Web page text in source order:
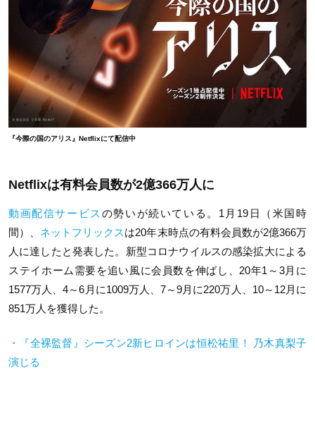
『今際の国のアリス』Netflixにて配信中
Netflixは有料会員数が2億366万人に
動画配信サービス の勢いが続いている。1月19日（米国時
間）、 ネットフリックスは20年末時点の有料会員数が2億366万
人に達したと発表した。新型コロナウイルスの感染拡大による
ステイホーム需要を追い風に会員数を伸ばし、20年1～3月に
1577万人、4～6月に1009万人、7～9月に220万人、10～12月に
851万人を獲得した。
・『全裸監督』シーズン2新ヒロインは恒松祐里！ 乃木真梨子
演じる